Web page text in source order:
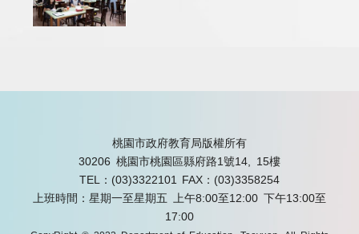
桃園市政府教育局版權所有
30206 桃園市桃園區縣府路1號14, 15樓
TEL：(03)3322101
FAX：(03)3358254
上班時間：星期一至星期五 上午8:00至12:00 下午13:00至
17:00